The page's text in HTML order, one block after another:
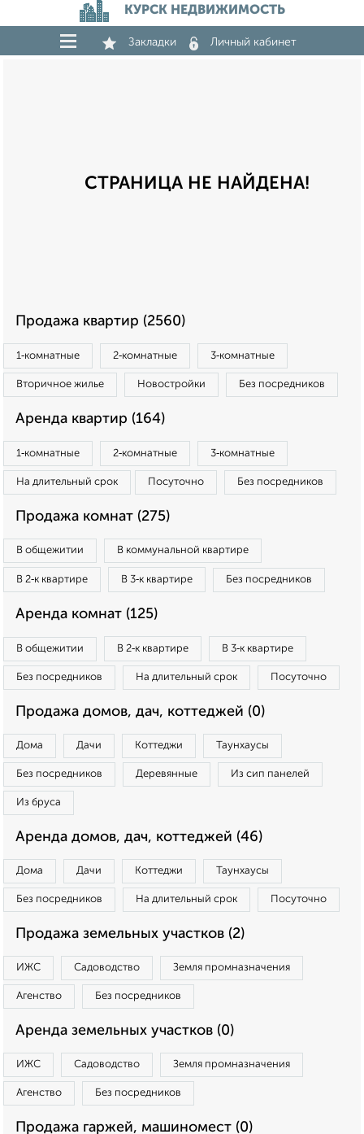
КУРСК НЕДВИЖИМОСТЬ
Закладки Личный кабинет
СТРАНИЦА НЕ НАЙДЕНА!
Продажа квартир (2560)
1‑комнатные 2‑комнатные 3‑комнатные
Вторичное жилье Новостройки Без посредников
Аренда квартир (164)
1‑комнатные 2‑комнатные 3‑комнатные
На длительный срок Посуточно Без посредников
Продажа комнат (275)
В общежитии В коммунальной квартире
В 2‑к квартире В 3‑к квартире Без посредников
Аренда комнат (125)
В общежитии В 2‑к квартире В 3‑к квартире
Без посредников На длительный срок Посуточно
Продажа домов, дач, коттеджей (0)
Дома Дачи Коттеджи Таунхаусы
Без посредников Деревянные Из сип панелей
Из бруса
Аренда домов, дач, коттеджей (46)
Дома Дачи Коттеджи Таунхаусы
Без посредников На длительный срок Посуточно
Продажа земельных участков (2)
ИЖС Садоводство Земля промназначения
Агенство Без посредников
Аренда земельных участков (0)
ИЖС Садоводство Земля промназначения
Агенство Без посредников
Продажа гаржей, машиномест (0)